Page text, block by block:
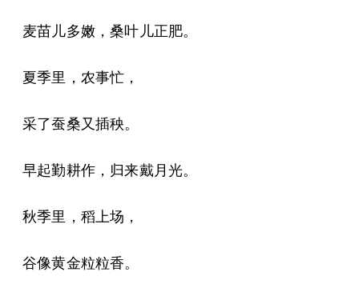
麦苗儿多嫩，桑叶儿正肥。
夏季里，农事忙，
采了蚕桑又插秧。
早起勤耕作，归来戴月光。
秋季里，稻上场，
谷像黄金粒粒香。